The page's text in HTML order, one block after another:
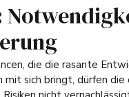
die die rasante
mit sich bringt, dürfen die